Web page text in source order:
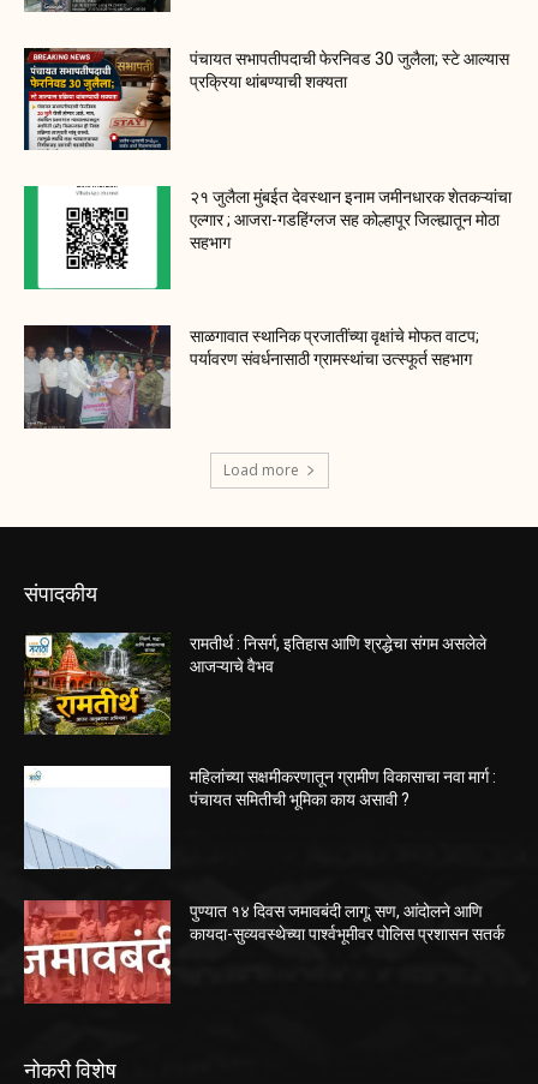
पंचायत सभापतीपदाची फेरनिवड 30 जुलैला; स्टे आल्यास
प्रक्रिया थांबण्याची शक्यता
२१ जुलैला मुंबईत देवस्थान इनाम जमीनधारक शेतकऱ्यांचा
एल्गार ; आजरा-गडहिंग्लज सह कोल्हापूर जिल्ह्यातून मोठा
सहभाग
साळगावात स्थानिक प्रजातींच्या वृक्षांचे मोफत वाटप;
पर्यावरण संवर्धनासाठी ग्रामस्थांचा उत्स्फूर्त सहभाग
Load more
संपादकीय
रामतीर्थ : निसर्ग, इतिहास आणि श्रद्धेचा संगम असलेले
आजऱ्याचे वैभव
महिलांच्या सक्षमीकरणातून ग्रामीण विकासाचा नवा मार्ग :
पंचायत समितीची भूमिका काय असावी ?
पुण्यात १४ दिवस जमावबंदी लागू; सण, आंदोलने आणि
कायदा-सुव्यवस्थेच्या पार्श्वभूमीवर पोलिस प्रशासन सतर्क
नोकरी विशेष